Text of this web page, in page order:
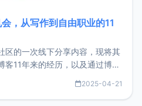
，从写作到自由职业的11
区的一次线下分享内容，现将其
11年来的经历，以及通过博客
数据和产品现状。自我介绍大
2025-04-21